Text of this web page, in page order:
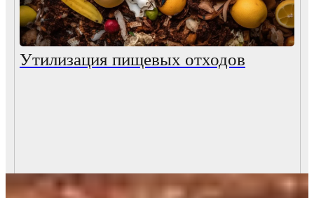
Утилизация пищевых отходов